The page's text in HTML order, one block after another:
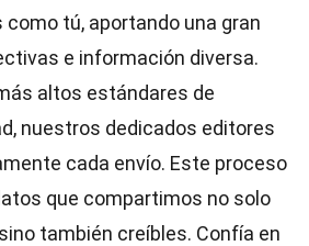
como tú, aportando una gran
e información diversa.
altos estándares de
nuestros dedicados editores
cada envío. Este proceso
que compartimos no solo
también creíbles. Confía en